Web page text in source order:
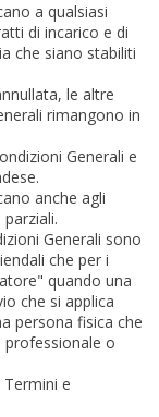
a qualsiasi
di incarico e di
che siano stabiliti
le altre
rimangono in
Generali e
anche agli
Generali sono
che per i
quando una
che si applica
persona fisica che
professionale o
e